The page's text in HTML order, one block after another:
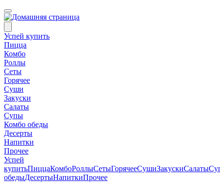
Успей купить
Пицца
Комбо
Роллы
Сеты
Горячее
Суши
Закуски
Салаты
Супы
Комбо обеды
Десерты
Напитки
Прочее
Успей
купитьПиццаКомбоРоллыСетыГорячееСушиЗакускиСалаты
обедыДесертыНапиткиПрочее